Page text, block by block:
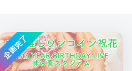
企画完了